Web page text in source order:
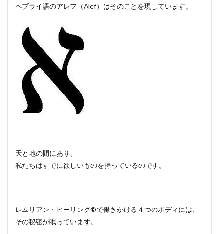
ヘブライ語のアレフ（Alef）はそのことを現しています。
天と地の間にあり、
私たちはすでに欲しいものを持っているのです。
レムリアン・ヒーリング®で働きかける４つのボディには、
その秘密が眠っています。